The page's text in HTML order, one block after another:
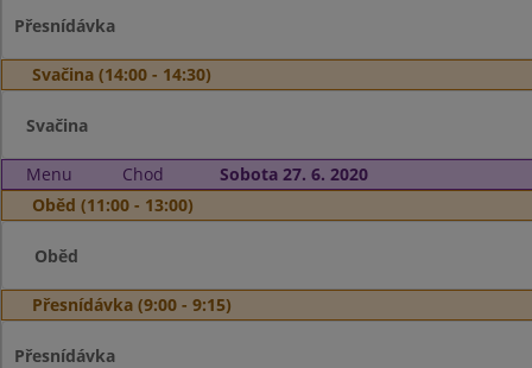
Přesnídávka
Svačina (14:00 - 14:30)
Svačina
Menu Chod
Sobota 27. 6. 2020
Oběd (11:00 - 13:00)
Oběd
Přesnídávka (9:00 - 9:15)
Přesnídávka